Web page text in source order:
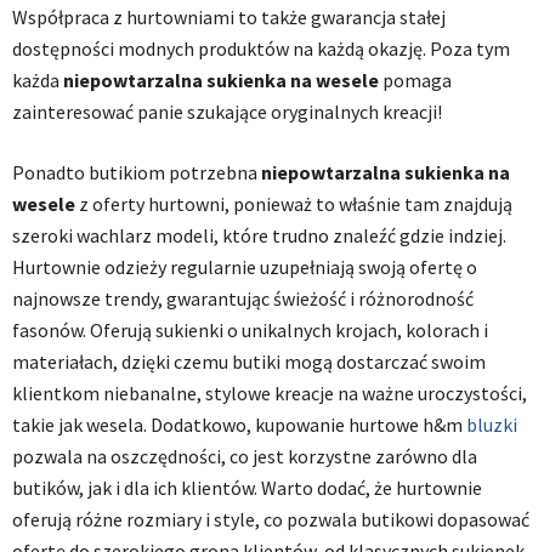
Współpraca z hurtowniami to także gwarancja stałej
dostępności modnych produktów na każdą okazję. Poza tym
każda niepowtarzalna sukienka na wesele pomaga
zainteresować panie szukające oryginalnych kreacji!
Ponadto butikiom potrzebna niepowtarzalna sukienka na
wesele z oferty hurtowni, ponieważ to właśnie tam znajdują
szeroki wachlarz modeli, które trudno znaleźć gdzie indziej.
Hurtownie odzieży regularnie uzupełniają swoją ofertę o
najnowsze trendy, gwarantując świeżość i różnorodność
fasonów. Oferują sukienki o unikalnych krojach, kolorach i
materiałach, dzięki czemu butiki mogą dostarczać swoim
klientkom niebanalne, stylowe kreacje na ważne uroczystości,
takie jak wesela. Dodatkowo, kupowanie hurtowe h&m bluzki
pozwala na oszczędności, co jest korzystne zarówno dla
butików, jak i dla ich klientów. Warto dodać, że hurtownie
oferują różne rozmiary i style, co pozwala butikowi dopasować